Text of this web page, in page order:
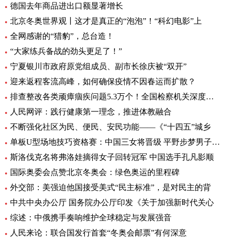
德国去年商品进出口额显著增长
北京冬奥世界观丨这才是真正的“泡泡”！“科幻电影”上
全网感谢的“猎豹”，总台造！
“大家练兵备战的劲头更足了！”
宁夏银川市政府原党组成员、副市长徐庆被“双开”
迎来返程客流高峰，如何确保疫情不因春运而扩散？
排查整改各类顽瘴痼疾问题5.3万个！全国检察机关深度推进
人民网评：践行健康第一理念，推进体教融合
不断强化社区为民、便民、安民功能——《“十四五”城乡
单板U型场地技巧资格赛：中国三女将晋级 平野步梦男子头名
斯洛伐克名将弗洛娃摘得女子回转冠军 中国选手孔凡影顺
国际奥委会点赞北京冬奥会：绿色奥运的里程碑
外交部：美强迫他国接受美式“民主标准”，是对民主的背
中共中央办公厅 国务院办公厅印发《关于加强新时代关心
综述：中俄携手奏响维护全球稳定与发展强音
人民来论：联合国发行首套“冬奥会邮票”有何深意